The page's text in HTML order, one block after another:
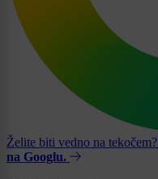
Želite biti vedno na tekočem?
na Googlu.